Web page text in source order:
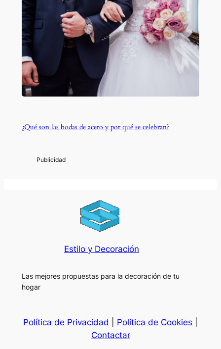
¿Qué son las bodas de acero y por qué se celebran?
Estilo y Decoración
Las mejores propuestas para la decoración de tu
hogar
Política de Privacidad Política de Cookies
Contactar